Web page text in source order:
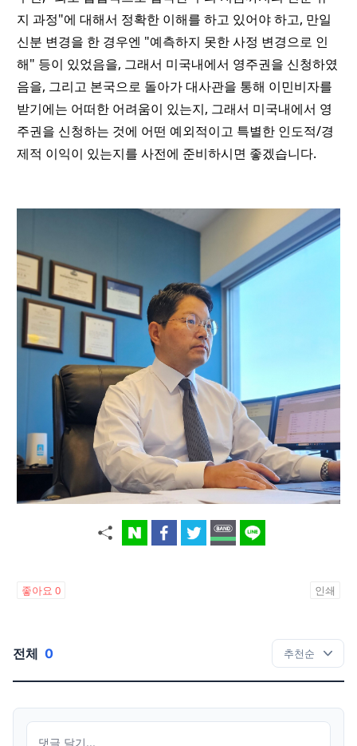
지 과정"에 대해서 정확한 이해를 하고 있어야 하고, 만일
신분 변경을 한 경우엔 "예측하지 못한 사정 변경으로 인
해" 등이 있었음을, 그래서 미국내에서 영주권을 신청하였
음을, 그리고 본국으로 돌아가 대사관을 통해 이민비자를
받기에는 어떠한 어려움이 있는지, 그래서 미국내에서 영
주권을 신청하는 것에 어떤 예외적이고 특별한 인도적/경
제적 이익이 있는지를 사전에 준비하시면 좋겠습니다.
좋아요 0 인쇄
전체 0